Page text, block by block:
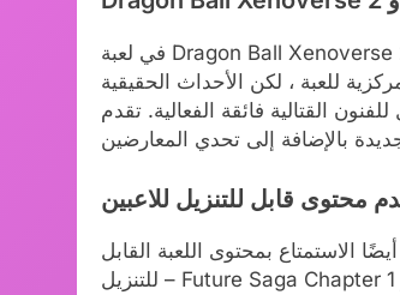
للعبة ، لكن الأحداث الحقيقية
القتالية فائقة الفعالية. تقدم
الاستمتاع بمحتوى اللعبة القابل
للتنزيل – Future Saga Chapter 1 وFuture Saga Chapter 2. يقدم كلا المحتوىين القابلين للتنزيل شخصيات